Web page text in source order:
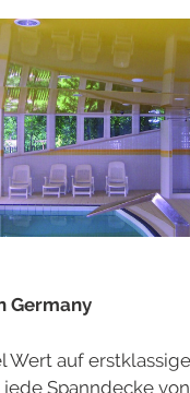
Germany
Wert auf
Spanndecke